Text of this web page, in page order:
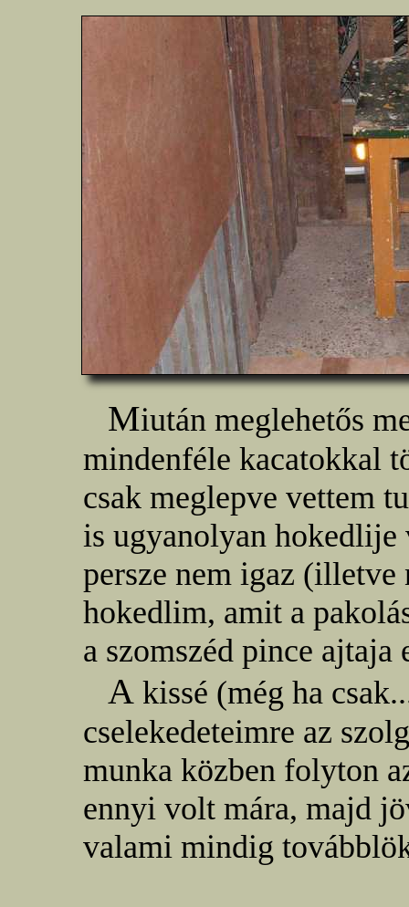
Miután meglehetős
mindenféle kacatokkal
csak meglepve vettem
is ugyanolyan
persze nem igaz (illetve
hokedlim, amit a
a szomszéd pince
A kissé (még ha
cselekedeteimre az
munka közben folyton
ennyi volt mára, majd
valami mindig